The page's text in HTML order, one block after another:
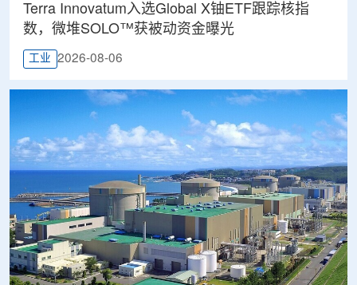
Terra Innovatum入选Global X铀ETF跟踪核指
数，微堆SOLO™获被动资金曝光
工业 2026-08-06